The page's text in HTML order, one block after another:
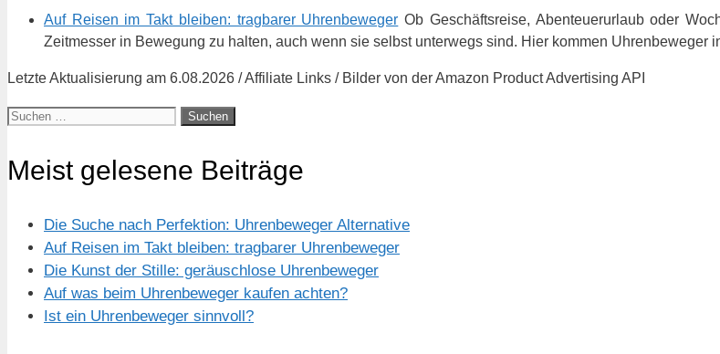
Auf Reisen im Takt bleiben: tragbarer Uhrenbeweger Ob Geschäftsreise, Abenteuerurlaub oder
Zeitmesser in Bewegung zu halten, auch wenn sie selbst unterwegs sind. Hier kommen Uhrenbeweger
Letzte Aktualisierung am 6.08.2026 / Affiliate Links / Bilder von der Amazon Product Advertising API
Suchen
Meist gelesene Beiträge
Die Suche nach Perfektion: Uhrenbeweger Alternative
Auf Reisen im Takt bleiben: tragbarer Uhrenbeweger
Die Kunst der Stille: geräuschlose Uhrenbeweger
Auf was beim Uhrenbeweger kaufen achten?
Ist ein Uhrenbeweger sinnvoll?